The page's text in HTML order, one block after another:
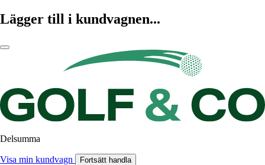
Lägger till i kundvagnen...
Delsumma
Visa min kundvagn Fortsätt handla